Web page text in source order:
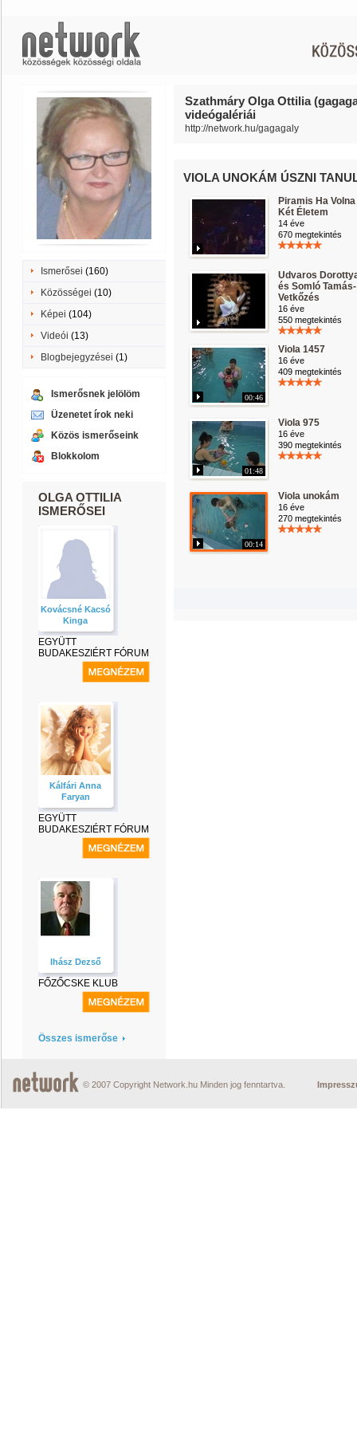
Ismerősei (160)
Közösségei (10)
Képei (104)
Videói (13)
Blogbejegyzései (1)
Ismerősnek jelölöm
Üzenetet írok neki
Közös ismerőseink
Blokkolom
OLGA OTTILIA
ISMERŐSEI
Kovácsné Kacsó
Kinga
EGYÜTT
BUDAKESZIÉRT FÓRUM
Kálfári Anna
Faryan
EGYÜTT
BUDAKESZIÉRT FÓRUM
Ihász Dezső
FŐZŐCSKE KLUB
Összes ismerőse
Szathmáry Olga Ottilia
videógalériái
http://network.hu/gagagaly
VIOLA UNOKÁM ÚSZNI
Piramis Ha Volna
Két Életem
14 éve
670 megtekintés
Udvaros
és Somló Tamás-
Vetkőzés
16 éve
550 megtekintés
00:46
Viola 1457
16 éve
409 megtekintés
01:48
Viola 975
16 éve
390 megtekintés
00:14
Viola unokám
16 éve
270 megtekintés
© 2007 Copyright Network.hu Minden jog fenntartva.